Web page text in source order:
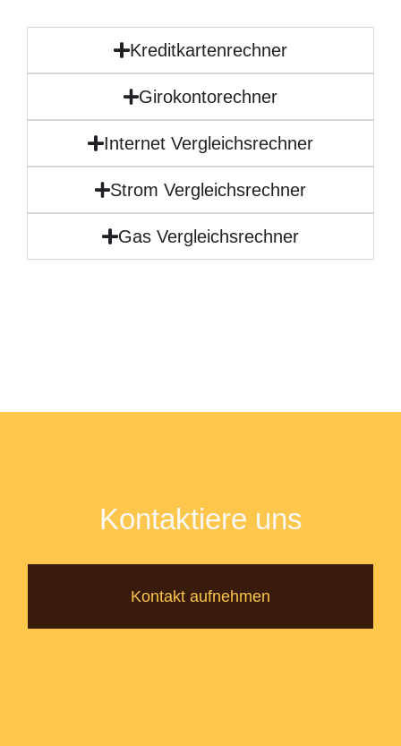
Kreditkartenrechner
Girokontorechner
Internet Vergleichsrechner
Strom Vergleichsrechner
Gas Vergleichsrechner
Kontaktiere uns
Kontakt aufnehmen